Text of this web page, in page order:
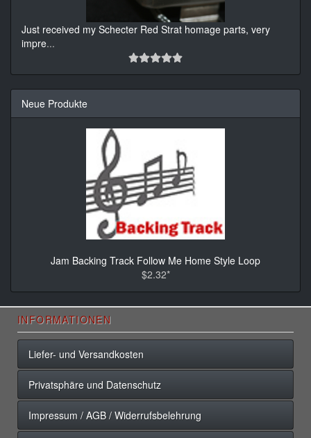
Just received my Schecter Red Strat homage parts, very
impre...
Neue Produkte
Jam Backing Track Follow Me Home Style Loop
$2.32*
INFORMATIONEN
Liefer- und Versandkosten
Privatsphäre und Datenschutz
Impressum / AGB / Widerrufsbelehrung